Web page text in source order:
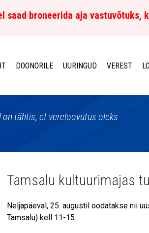
saad broneerida aja vastuvõtuks,
DOONORILE UURINGUD VEREST
tähtis, et vereloovutus oleks
Tamsalu kultuurimajas
Neljapäeval, 25. augustil oodatakse nii
Tamsalu) kell 11-15.